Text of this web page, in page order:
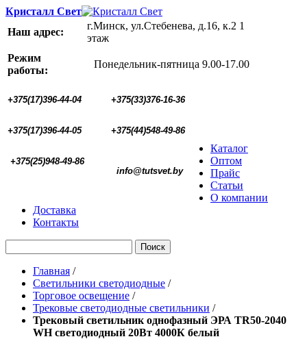
Кристалл Свет
Наш адрес:
г.Минск, ул.Стебенева, д.16, к.2 1
этаж
Режим
работы:
Понедельник-пятница 9.00-17.00
+375(17)396-44-04 +375(33)376-16-36
+375(17)396-44-05 +375(44)548-49-86
+375(25)948-49-86
  info@tutsvet.by
Каталог
Оптом
Прайс
Статьи
О компании
Доставка
Контакты
Поиск
Главная /
Светильники светодиодные /
Торговое освещение /
Трековые светодиодные светильники /
Трековый светильник однофазный ЭРА TR50-2040
WH светодиодный 20Вт 4000К белый